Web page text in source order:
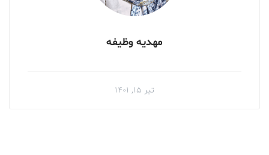
مهدیه وظیفه
تیر ۱۵, ۱۴۰۱